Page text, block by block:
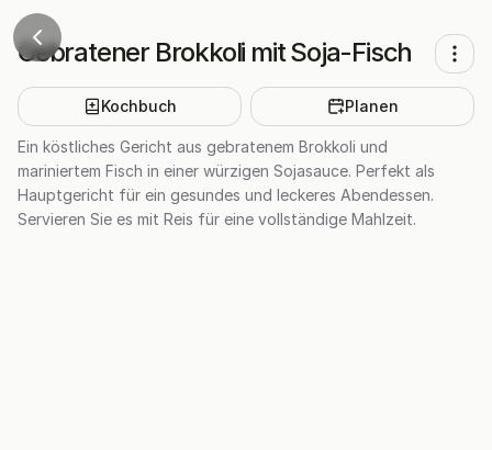
Gebratener Brokkoli mit Soja-Fisch
Kochbuch Planen
Ein köstliches Gericht aus gebratenem Brokkoli und
mariniertem Fisch in einer würzigen Sojasauce. Perfekt als
Hauptgericht für ein gesundes und leckeres Abendessen.
Servieren Sie es mit Reis für eine vollständige Mahlzeit.